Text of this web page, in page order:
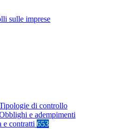
sulle imprese
di controllo
e adempimenti
e contratti 653